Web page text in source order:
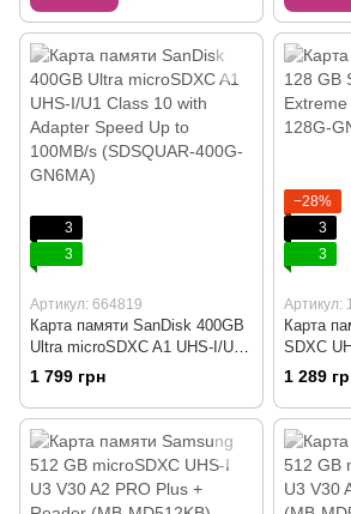
3
3
Артикул: 664819
Карта памяти SanDisk 400GB
Ultra microSDXC A1 UHS-I/U1
Class 10 with Adapter Speed
Up to 100MB/s (SDSQUAR-
400G-GN6MA)
1 799 грн
−28%
3
3
Артикул:
Карта
SDXC
PRO
1 289